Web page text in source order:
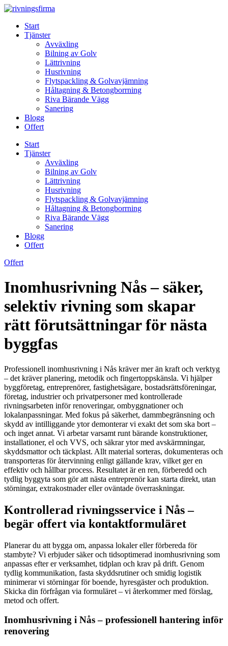
Skip
contentStart
Tjänster
Avväxling
Bilning av Golv
Lättrivning
Husrivning
Flytspackling & Golvavjämning
Håltagning & Betongborrning
Riva Bärande Vägg
Sanering
Blogg
Offert
Start
Tjänster
Avväxling
Bilning av Golv
Lättrivning
Husrivning
Flytspackling & Golvavjämning
Håltagning & Betongborrning
Riva Bärande Vägg
Sanering
Blogg
Offert
Offert
Inomhusrivning Nås – säker,
selektiv rivning som skapar
rätt förutsättningar för nästa
byggfas
Professionell inomhusrivning i Nås kräver mer än kraft och verktyg
– det kräver planering, metodik och fingertoppskänsla. Vi hjälper
byggföretag, entreprenörer, fastighetsägare, bostadsrättsföreningar,
företag, industrier och privatpersoner med kontrollerade
rivningsarbeten inför renoveringar, ombyggnationer och
lokalanpassningar. Med fokus på säkerhet, dammbegränsning och
skydd av intilliggande ytor demonterar vi exakt det som ska bort –
och inget annat. Vi arbetar varsamt runt bärande konstruktioner,
installationer, el och VVS, och säkrar ytor med avskärmningar,
skyddsmattor och täckplast. Allt material sorteras, dokumenteras och
transporteras för återvinning enligt gällande krav, vilket ger en
effektiv och hållbar process. Resultatet är en ren, förberedd och
tydlig byggyta som gör att nästa entreprenör kan starta direkt, utan
störningar, extrakostnader eller oväntade överraskningar.
Kontrollerad rivningsservice i Nås –
begär offert via kontaktformuläret
Planerar du att bygga om, anpassa lokaler eller förbereda för
stambyte? Vi erbjuder säker och tidsoptimerad inomhusrivning som
anpassas efter er verksamhet, tidplan och krav på drift. Genom
tydlig kommunikation, fasta skyddsrutiner och smidig logistik
minimerar vi störningar för boende, hyresgäster och produktion.
Skicka din förfrågan via formuläret – vi återkommer med förslag,
metod och offert.
Inomhusrivning i Nås – professionell hantering inför
renovering